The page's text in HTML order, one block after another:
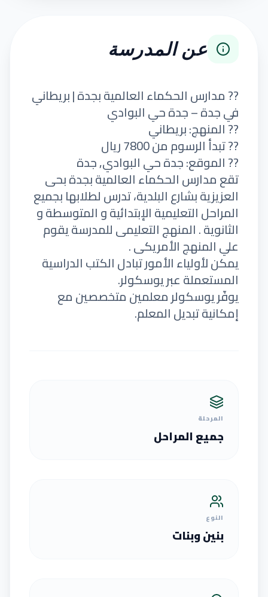
عن المدرسة
?? مدارس الحكماء العالمية بجدة | بريطاني
في جدة – جدة حي البوادي
?? المنهج: بريطاني
?? تبدأ الرسوم من 7800 ريال
?? الموقع: جدة حي البوادي, جدة
تقع مدارس الحكماء العالمية بجدة بحى
العزيزية بشارع البلدية، تدرس لطلابها بجميع
المراحل التعليمية الإبتدائية و المتوسطة و
الثانوية . المنهج التعليمى للمدرسة يقوم
علي المنهج الأمريكى .
يمكن لأولياء الأمور تبادل الكتب الدراسية
المستعملة عبر يوسكولر.
يوفّر يوسكولر معلمين متخصصين مع
إمكانية تبديل المعلم.
المرحلة
جميع المراحل
النوع
بنين وبنات